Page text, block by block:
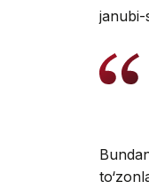
janubi-